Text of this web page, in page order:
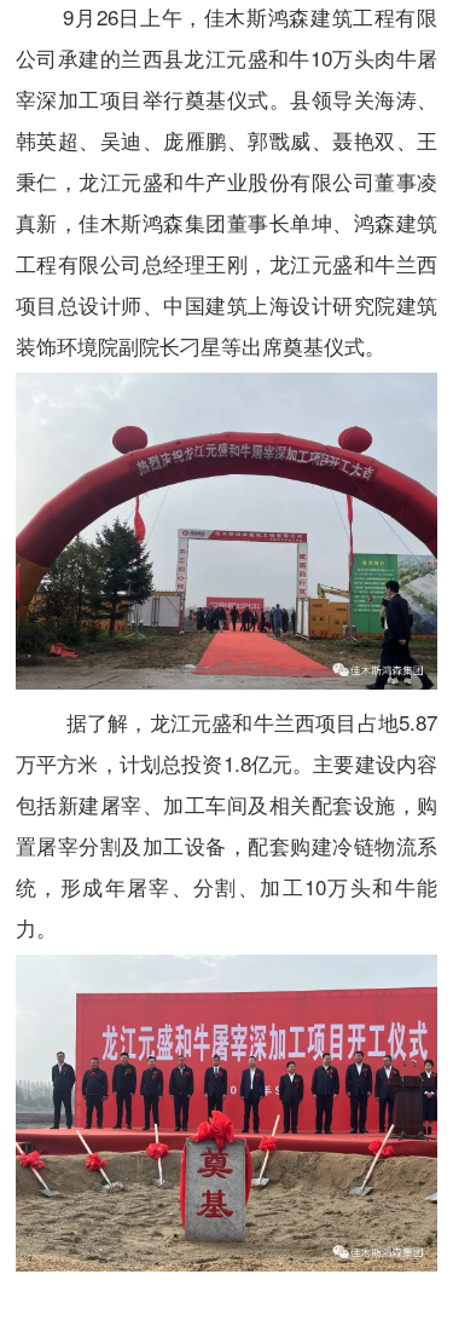
9月26日上午，佳木斯鸿森建筑工程有限
公司承建的兰西县龙江元盛和牛10万头肉牛屠
宰深加工项目举行奠基仪式。县领导关海涛、
韩英超、吴迪、庞雁鹏、郭戬威、聂艳双、王
秉仁，龙江元盛和牛产业股份有限公司董事凌
真新，佳木斯鸿森集团董事长单坤、鸿森建筑
工程有限公司总经理王刚，龙江元盛和牛兰西
项目总设计师、中国建筑上海设计研究院建筑
装饰环境院副院长刁星等出席奠基仪式。
据了解，龙江元盛和牛兰西项目占地5.87
万平方米，计划总投资1.8亿元。主要建设内容
包括新建屠宰、加工车间及相关配套设施，购
置屠宰分割及加工设备，配套购建冷链物流系
统，形成年屠宰、分割、加工10万头和牛能
力。